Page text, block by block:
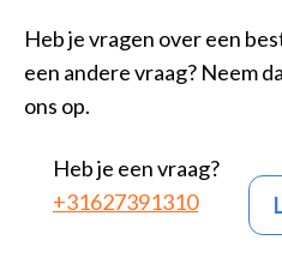
Heb je vragen over een
een andere vraag? Neem
ons op.
Heb je een vraag?
+31627391310